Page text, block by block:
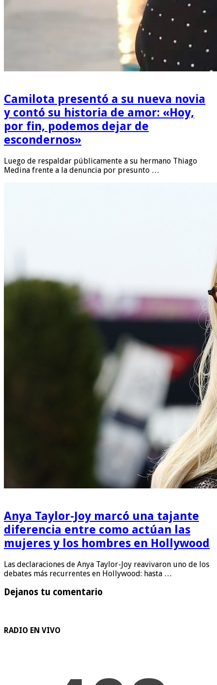
Camilota presentó a su nueva novia
y contó su historia de amor: «Hoy,
por fin, podemos dejar de
escondernos»
Luego de respaldar públicamente a su hermano Thiago
Medina frente a la denuncia por presunto …
Anya Taylor-Joy marcó una tajante
diferencia entre como actúan las
mujeres y los hombres en Hollywood
Las declaraciones de Anya Taylor-Joy reavivaron uno de los
debates más recurrentes en Hollywood: hasta …
Dejanos tu comentario
RADIO EN VIVO